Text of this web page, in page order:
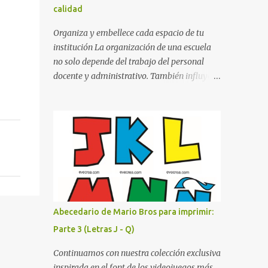
cualquier fondo. Paleta de Colores: Una
secuencia dinámica que alterna entre el rojo
de Mario, el verde de Luigi, y los tonos azul y
amarillo clásicos de los elementos del juego.
Contenido Actual: La imagen muestra la
divertido que define a toda la colección.
Primera parte del juego de letras in...
calidad
Organiza y embellece cada espacio de tu
institución La organización de una escuela
no solo depende del trabajo del personal
docente y administrativo. También influye la
una función práctica al orientar a
estudiantes, padres de familia, docentes y
visitantes, pero además aportan un toque
decorativo que hace que la institución luzca
más ordenada, moderna y acogedora.
Pensando en esta necesidad, he diseñado
una colección de letreros útiles para la
escuela con un estilo elegante, fácil de leer y
listo para imprimir en alta calidad. Su diseño
busca combinar funcionalidad y estética,
logrando que cualquier institución educativa
Abecedario de Mario Bros para imprimir:
Parte 3 (Letras J - Q)
Continuamos con nuestra colección exclusiva